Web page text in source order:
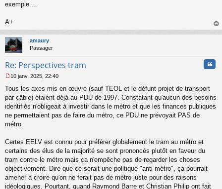
o
u
exemple....
A+
au
amaury
Passager
Re: Perspectives tram
e
s
g
e
o
u
10 janv. 2025, 22:40
Tous les axes mis en œuvre (sauf TEOL et le défunt projet de transport
par câble) étaient déjà au PDU de 1997. Constatant qu'aucun des besoins
identifiés n'obligeait à investir dans le métro et que les finances publiques
ne permettaient pas de faire du métro, ce PDU ne prévoyait PAS de
métro.
Certes EELV est connu pour préférer globalement le tram au métro et
certains des élus de la majorité se sont prononcés plutôt en faveur du
tram contre le métro mais ça n'empêche pas de regarder les choses
objectivement. Dire que ce serait une politique "anti-métro", ça pourrait
amener à croire qu'on ne ferait pas de métro juste pour des raisons
idéologiques. Pourtant, quand Raymond Barre et Christian Philip ont fait